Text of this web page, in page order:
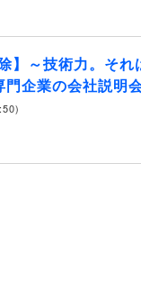
】～技術力。そ
企業の会社説明